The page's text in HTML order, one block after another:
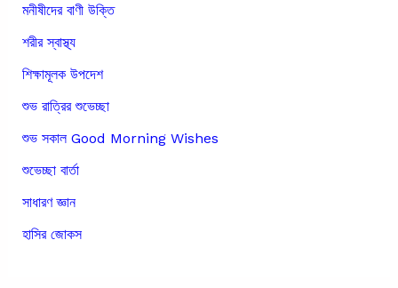
মনীষীদের বাণী উক্তি
শরীর স্বাস্থ্য
শিক্ষামূলক উপদেশ
শুভ রাত্রির শুভেচ্ছা
শুভ সকাল Good Morning Wishes
শুভেচ্ছা বার্তা
সাধারণ জ্ঞান
হাসির জোকস